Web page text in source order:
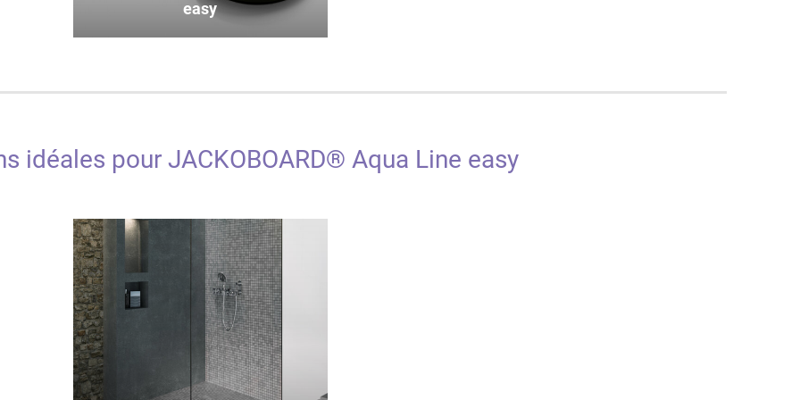
easy
idéales pour JACKOBOARD® Aqua Line easy